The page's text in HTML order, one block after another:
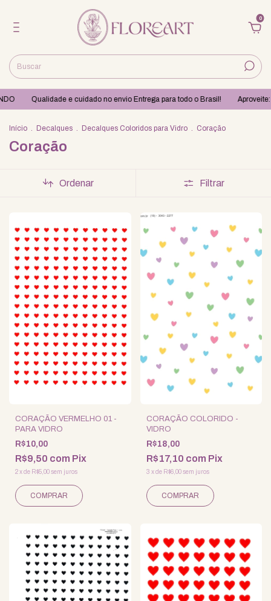
0
Qualidade e cuidado no envio Entrega para todo o Brasil! Aproveite:
Início . Decalques . Decalques Coloridos para Vidro . Coração
Coração
Ordenar Filtrar
CORAÇÃO VERMELHO 01 -
PARA VIDRO
R$10,00
R$9,50 com Pix
2xde R$5,00sem juros
CORAÇÃO COLORIDO -
VIDRO
R$18,00
R$17,10 com Pix
3 xde R$6,00 sem juros